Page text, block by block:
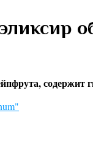
содержит